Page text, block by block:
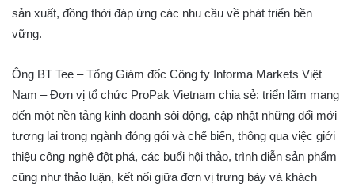
sản xuất, đồng thời đáp ứng các nhu cầu về phát triển bền
vững.
Ông BT Tee – Tổng Giám đốc Công ty Informa Markets Việt
Nam – Đơn vị tổ chức ProPak Vietnam chia sẻ: triển lãm mang
đến một nền tảng kinh doanh sôi động, cập nhật những đổi mới
tương lai trong ngành đóng gói và chế biến, thông qua việc giới
thiệu công nghệ đột phá, các buổi hội thảo, trình diễn sản phẩm
cũng như thảo luận, kết nối giữa đơn vị trưng bày và khách